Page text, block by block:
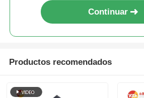
Continuar
Productos recomendados